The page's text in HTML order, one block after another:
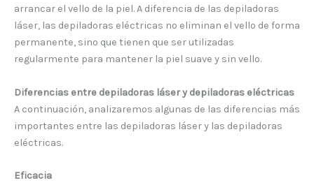
arrancar el vello de la piel. A diferencia de las depiladoras
láser, las depiladoras eléctricas no eliminan el vello de forma
permanente, sino que tienen que ser utilizadas
regularmente para mantener la piel suave y sin vello.
Diferencias entre depiladoras láser y depiladoras eléctricas
A continuación, analizaremos algunas de las diferencias más
importantes entre las depiladoras láser y las depiladoras
eléctricas.
Eficacia